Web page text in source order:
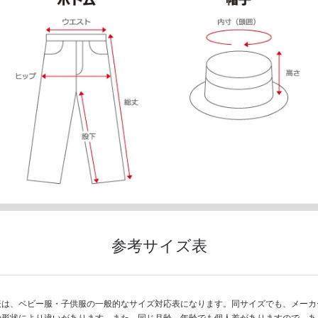
参考サイズ表
、ベビー服・子供服の一般的なサイズ対応表になります。同サイズでも、メー